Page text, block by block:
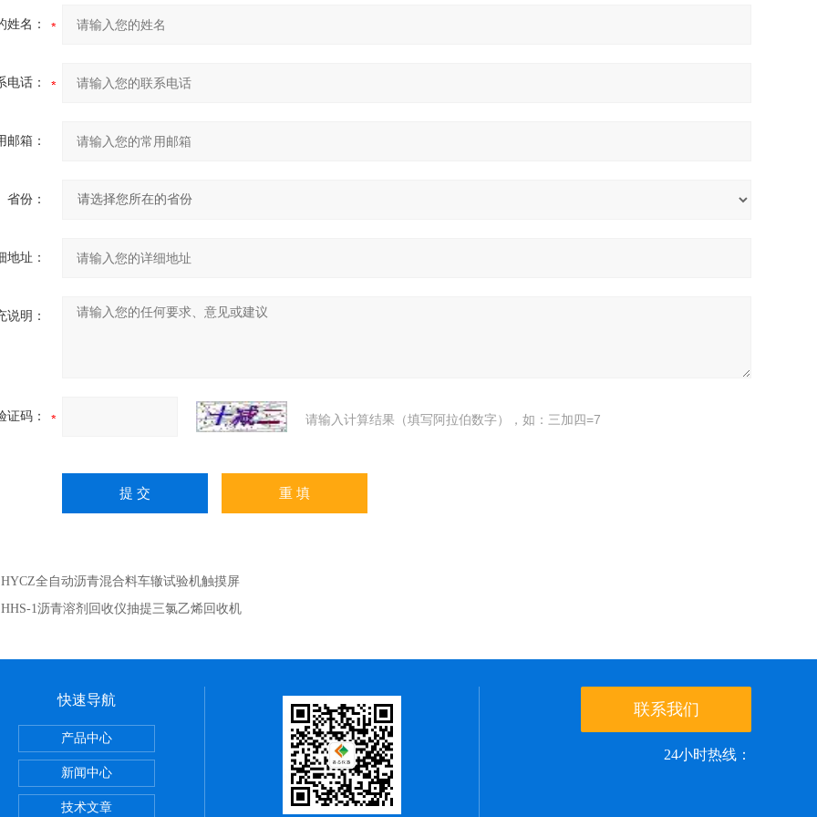
姓名：
电话：
邮箱：
省份：
地址：
说明：
证码： 请输入计算结果（填写阿拉伯数字），如：三加四=7
HYCZ全自动沥青混合料车辙试验机触摸屏
HHS-1沥青溶剂回收仪抽提三氯乙烯回收机
备
设备
快速导航
产品中心
新闻中心
技术文章
联系我们
24小时热线：